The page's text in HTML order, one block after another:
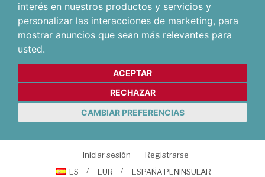
interés en nuestros productos y servicios y
personalizar las interacciones de marketing, para
mostrar anuncios que sean más relevantes para
usted.
ACEPTAR
RECHAZAR
CAMBIAR PREFERENCIAS
Iniciar sesión
Registrarse
ES
EUR ESPAÑA PENINSULAR